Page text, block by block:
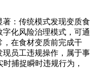
：传统模式发现变质食
化风险治理模式，可通
在食材变质前完成干
员工违规操作，属于事
捕捉瞬时违规行为，